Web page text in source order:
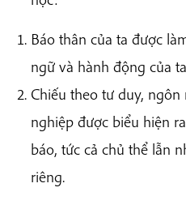
Báo thân của ta được
ngữ và hành động của
Chiếu theo tư duy,
nghiệp được biểu hiện
báo, tức cả chủ thể lẫn
riêng.